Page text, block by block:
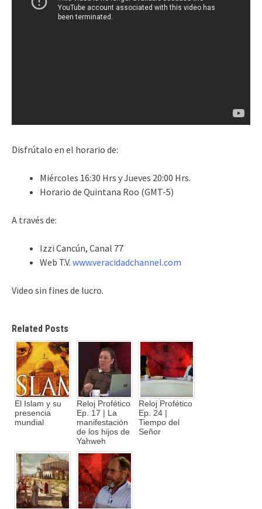
Disfrútalo en el horario de:
Miércoles 16:30 Hrs y Jueves 20:00 Hrs.
Horario de Quintana Roo (GMT-5)
A través de:
Izzi Cancún, Canal 77
Web T.V. www.veracidadchannel.com
Video sin fines de lucro.
Related Posts
El Islam y su
presencia
mundial
Reloj Profético
Ep. 17 | La
manifestación
de los hijos de
Yahweh
Reloj Profético
Ep. 24 |
Tiempo del
Señor